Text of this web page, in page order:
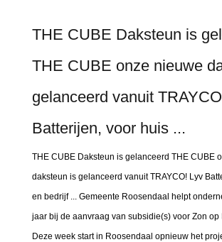
THE CUBE Daksteun is
THE CUBE onze nieuwe
gelanceerd vanuit
Batterijen, voor huis ...
THE CUBE Daksteun is gelanceerd THE CUBE
daksteun is gelanceerd vanuit TRAYCO! Lyv
en bedrijf ... Gemeente Roosendaal helpt
jaar bij de aanvraag van subsidie(s) voor Zon op
Deze week start in Roosendaal opnieuw het